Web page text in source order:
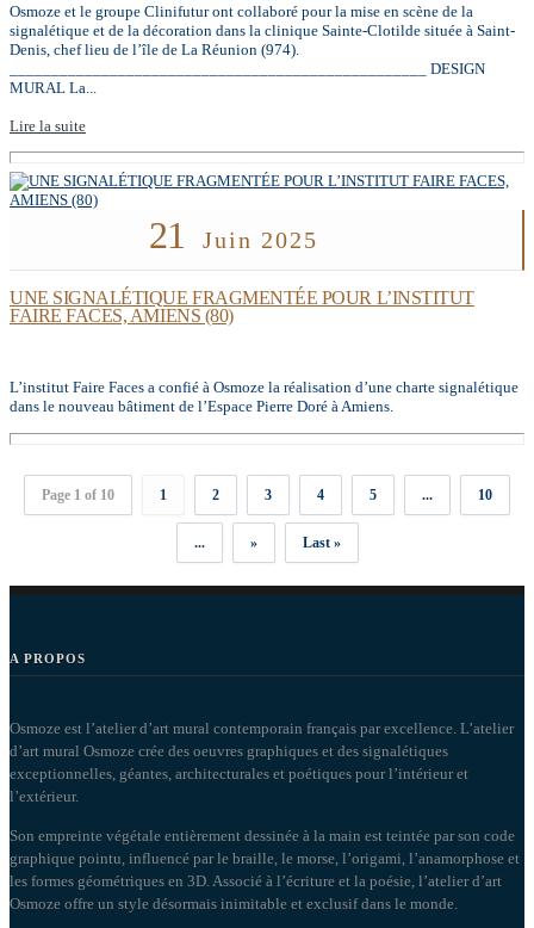
Osmoze et le groupe Clinifutur ont collaboré pour la mise en scène de la
signalétique et de la décoration dans la clinique Sainte-Clotilde située à Saint-
Denis, chef lieu de l’île de La Réunion (974).
__________________________________________________ DESIGN
MURAL La...
Lire la suite
21 Juin 2025
UNE SIGNALÉTIQUE FRAGMENTÉE POUR L’INSTITUT
FAIRE FACES, AMIENS (80)
L’institut Faire Faces a confié à Osmoze la réalisation d’une charte signalétique
dans le nouveau bâtiment de l’Espace Pierre Doré à Amiens.
Page 1 of 10 1 2 3 4 5 ... 10
... » Last »
A PROPOS
Osmoze est l’atelier d’art mural contemporain français par excellence. L’atelier
d’art mural Osmoze crée des oeuvres graphiques et des signalétiques
exceptionnelles, géantes, architecturales et poétiques pour l’intérieur et
l’extérieur.
Son empreinte végétale entièrement dessinée à la main est teintée par son code
graphique pointu, influencé par le braille, le morse, l’origami, l’anamorphose et
les formes géométriques en 3D. Associé à l’écriture et la poésie, l’atelier d’art
Osmoze offre un style désormais inimitable et exclusif dans le monde.